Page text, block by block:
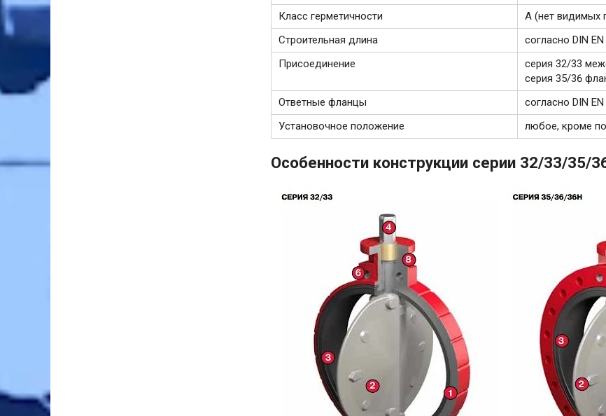
Класс герметичности
А (нет видимых
Строительная длина
согласно DIN
Присоединение
серия 32/33
серия 35/36
Ответные фланцы
согласно DIN
Установочное положение
любое, кроме
Особенности конструкции серии 32/33/35/